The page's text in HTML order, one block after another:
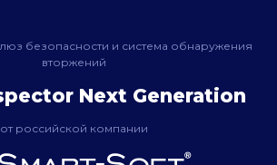
безопасности и система обнаружения
вторжений
Next Generation
от российской компании